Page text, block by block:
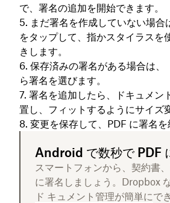
で、署名の追加を開始できます。
まだ署名を作成していない場合
をタップして、指かスタイラスを
きします。
保存済みの署名がある場合は、
ら署名を選びます。
署名を追加したら、ドキュメン
置し、フィットするようにサイズ
変更を保存して、PDF に署名を
Android で数秒で PDF
スマートフォンから、契約書
に署名しましょう。Dropbox
ド キュメント管理が簡単にで